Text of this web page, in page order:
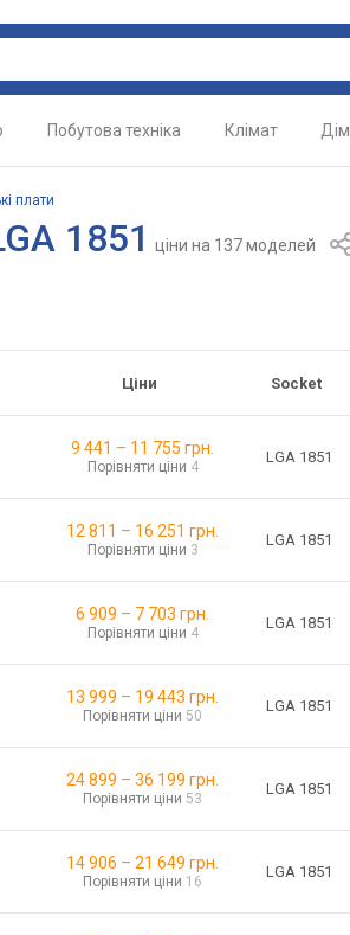
Побутова техніка Клімат Дім
плати
1851 ціни на 137 моделей
Ціни Socket
9 441 – 11 755 грн.
Порівняти ціни 4
LGA 1851
12 811 – 16 251 грн.
Порівняти ціни 3
LGA 1851
6 909 – 7 703 грн.
Порівняти ціни 4
LGA 1851
13 999 – 19 443 грн.
Порівняти ціни 50
LGA 1851
24 899 – 36 199 грн.
Порівняти ціни 53
LGA 1851
14 906 – 21 649 грн.
Порівняти ціни 16
LGA 1851